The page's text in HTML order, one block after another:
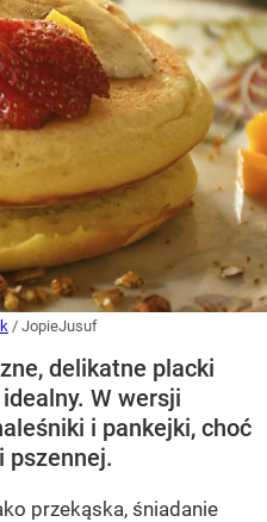
/ JopieJusuf
delikatne placki
W wersji
i pankejki, choć
pszennej.
przekąska, śniadanie